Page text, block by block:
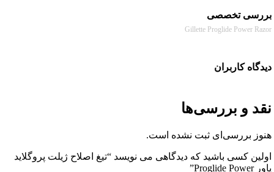
تخصصی
Gillette Proglide Power
کاربران
و بررسی‌ها
بررسی‌ای ثبت نشده است.
کسی باشید که دیدگاهی می نویسد “تیغ اصلاح ژیلت پروگلاید